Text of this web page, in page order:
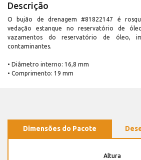
Descrição
O bujão de drenagem #81822147 é
vedação estanque no reservatório de
vazamentos do reservatório de óleo,
contaminantes.
• Diâmetro interno: 16,8 mm
• Comprimento: 19 mm
Dimensões do Pacote
Altura